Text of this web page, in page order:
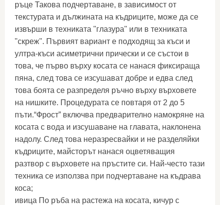
ръце Такова подчертаване, в зависимост от
текстурата и дължината на къдриците, може да се
извърши в техниката "глазура" или в техниката
"скреж". Първият вариант е подходящ за къси и
ултра-къси асиметрични прически и се състои в
това, че първо върху косата се нанася фиксираща
пяна, след това се изсушават добре и едва след
това боята се разпределя ръчно върху върховете
на нишките. Процедурата се повтаря от 2 до 5
пъти.“Фрост” включва предварително намокряне на
косата с вода и изсушаване на главата, наклонена
надолу. След това неразресвайки и не разделяйки
къдриците, майсторът нанася оцветяващия
разтвор с върховете на пръстите си. Най-често тази
техника се използва при подчертаване на къдрава
коса;
ивица По ръба на растежа на косата, кичур с